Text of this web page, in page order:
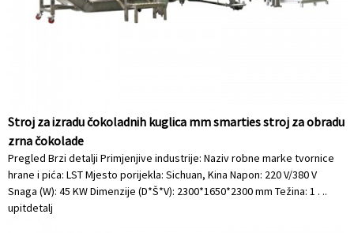
Stroj za izradu čokoladnih kuglica mm smarties stroj za obradu
zrna čokolade
Pregled Brzi detalji Primjenjive industrije: Naziv robne marke tvornice
hrane i pića: LST Mjesto porijekla: Sichuan, Kina Napon: 220 V/380 V
Snaga (W): 45 KW Dimenzije (D*Š*V): 2300*1650*2300 mm Težina: 1 . ..
upitdetalj